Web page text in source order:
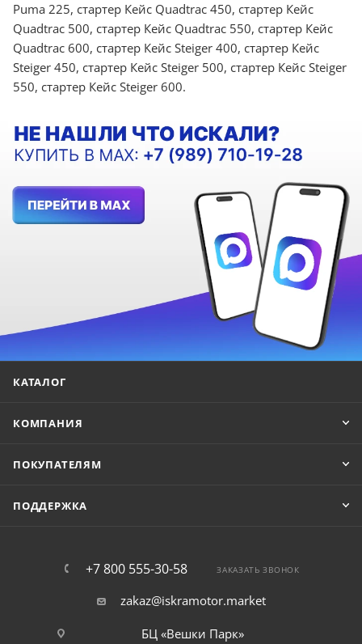
Puma 225, стартер Кейс Quadtrac 450, стартер Кейс
Quadtrac 500, стартер Кейс Quadtrac 550, стартер Кейс
Quadtrac 600, стартер Кейс Steiger 400, стартер Кейс
Steiger 450, стартер Кейс Steiger 500, стартер Кейс Steiger
550, стартер Кейс Steiger 600.
КАТАЛОГ
КОМПАНИЯ
ПОКУПАТЕЛЯМ
ПОДДЕРЖКА
+7 800 555-30-58 ЗАКАЗАТЬ ЗВОНОК
zakaz@iskramotor.market
БЦ «Вешки Парк»